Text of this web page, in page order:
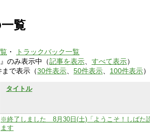
覧
・
トラックバック一覧
のみ表示中（記事を表示 すべて表示）
で表示（30件表示 50件表示 100件表示）
タイトル
※終了しました 8月30日(土)「ようこそ！しばた
ます